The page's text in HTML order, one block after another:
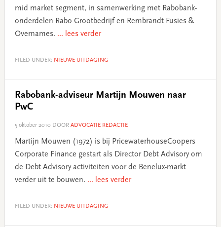
mid market segment, in samenwerking met Rabobank-
onderdelen Rabo Grootbedrijf en Rembrandt Fusies &
Overnames. ... lees verder
FILED UNDER: NIEUWE UITDAGING
Rabobank-adviseur Martijn Mouwen naar
PwC
5 oktober 2010 DOOR ADVOCATIE REDACTIE
Martijn Mouwen (1972) is bij PricewaterhouseCoopers
Corporate Finance gestart als Director Debt Advisory om
de Debt Advisory activiteiten voor de Benelux-markt
verder uit te bouwen. ... lees verder
FILED UNDER: NIEUWE UITDAGING